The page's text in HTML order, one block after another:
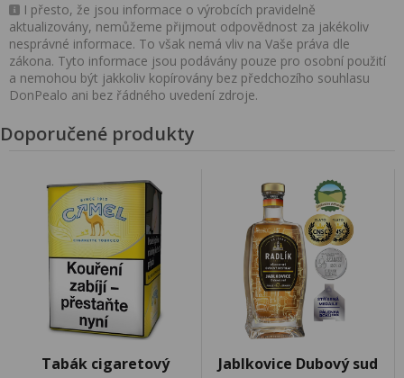
I přesto, že jsou informace o výrobcích pravidelně
aktualizovány, nemůžeme přijmout odpovědnost za jakékoliv
nesprávné informace. To však nemá vliv na Vaše práva dle
zákona. Tyto informace jsou podávány pouze pro osobní použití
a nemohou být jakkoliv kopírovány bez předchozího souhlasu
DonPealo ani bez řádného uvedení zdroje.
Doporučené produkty
Tabák cigaretový
Jablkovice Dubový sud